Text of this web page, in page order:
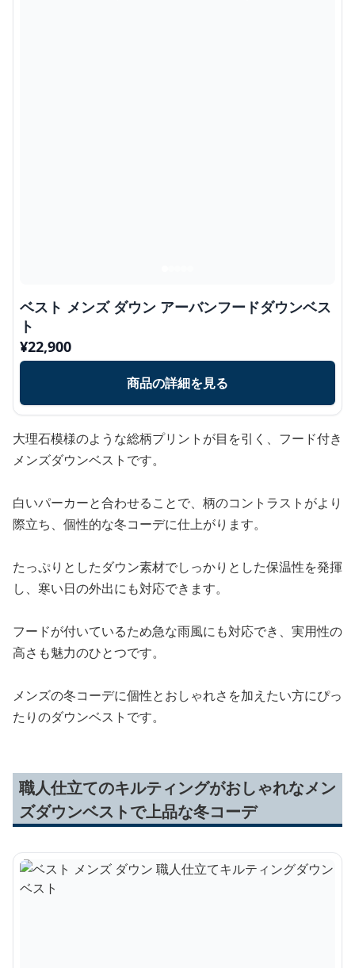
ベスト メンズ ダウン アーバンフードダウンベス
ト
¥22,900
商品の詳細を見る
大理石模様のような総柄プリントが目を引く、フード付き
メンズダウンベストです。
白いパーカーと合わせることで、柄のコントラストがより
際立ち、個性的な冬コーデに仕上がります。
たっぷりとしたダウン素材でしっかりとした保温性を発揮
し、寒い日の外出にも対応できます。
フードが付いているため急な雨風にも対応でき、実用性の
高さも魅力のひとつです。
メンズの冬コーデに個性とおしゃれさを加えたい方にぴっ
たりのダウンベストです。
職人仕立てのキルティングがおしゃれなメン
ズダウンベストで上品な冬コーデ